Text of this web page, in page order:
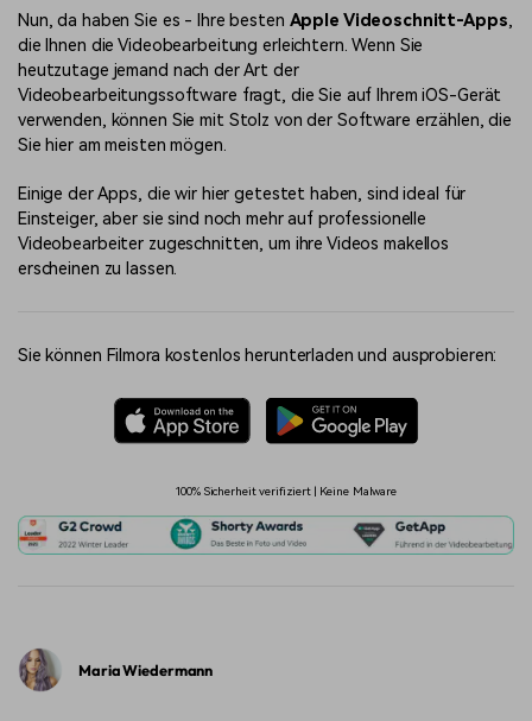
Nun, da haben Sie es - Ihre besten Apple Videoschnitt-Apps,
die Ihnen die Videobearbeitung erleichtern. Wenn Sie
heutzutage jemand nach der Art der
Videobearbeitungssoftware fragt, die Sie auf Ihrem iOS-Gerät
verwenden, können Sie mit Stolz von der Software erzählen, die
Sie hier am meisten mögen.
Einige der Apps, die wir hier getestet haben, sind ideal für
Einsteiger, aber sie sind noch mehr auf professionelle
Videobearbeiter zugeschnitten, um ihre Videos makellos
erscheinen zu lassen.
Sie können Filmora kostenlos herunterladen und ausprobieren:
100% Sicherheit verifiziert | Keine Malware
Maria Wiedermann